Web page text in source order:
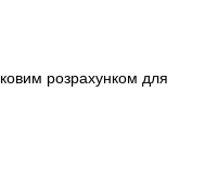
розрахунком для